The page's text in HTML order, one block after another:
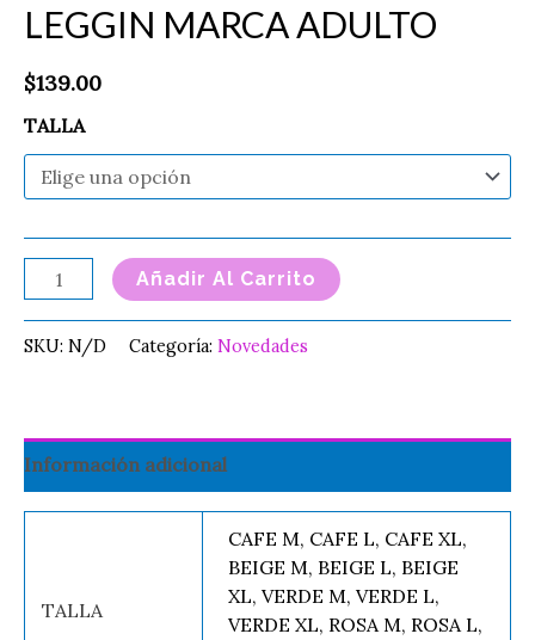
LEGGIN MARCA ADULTO
$139.00
TALLA
Añadir Al Carrito
SKU: N/D Categoría: Novedades
Información adicional
TALLA
CAFE M, CAFE L, CAFE XL,
BEIGE M, BEIGE L, BEIGE
XL, VERDE M, VERDE L,
VERDE XL, ROSA M, ROSA L,